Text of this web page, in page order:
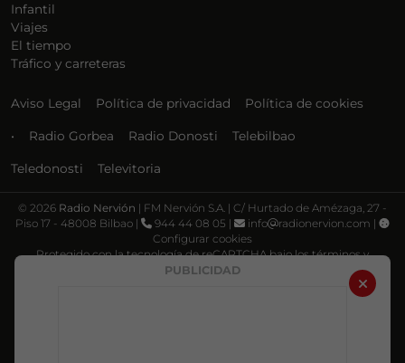
PUBLICIDAD
Infantil
Viajes
El tiempo
Tráfico y carreteras
Aviso Legal Política de privacidad Política de cookies
• Radio Gorbea Radio Donosti Telebilbao
Teledonosti Televitoria
© 2026 Radio Nervión | FM Nervión S.A. | C/ Hurtado de Amézaga, 27 -
Piso 17 - 48008 Bilbao |
944 44 08 05 | info
radionervion.com |
Configurar cookies
Protegido con la tecnología de reCAPTCHA bajo los términos y
Política de privacidad Términos de servicio